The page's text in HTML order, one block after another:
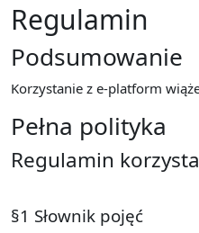
Regulamin
Podsumowanie
Korzystanie z e-platform
Pełna polityka
Regulamin
§1 Słownik pojęć